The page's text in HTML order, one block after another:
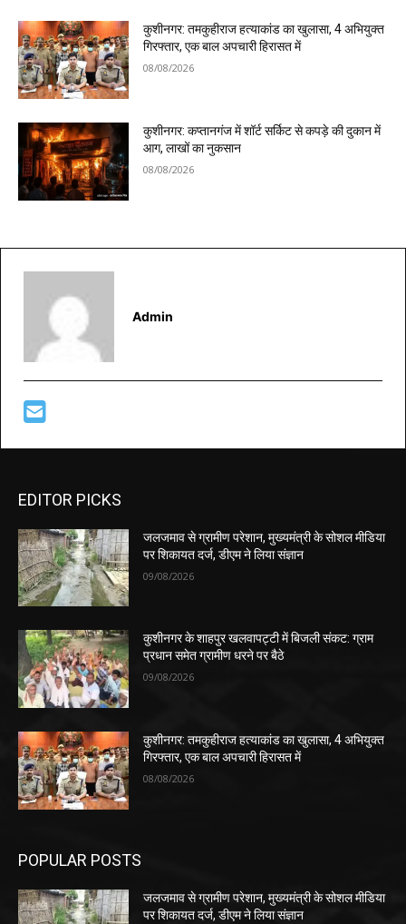
कुशीनगर: तमकुहीराज हत्याकांड का खुलासा, 4 अभियुक्त
गिरफ्तार, एक बाल अपचारी हिरासत में
08/08/2026
कुशीनगर: कप्तानगंज में शॉर्ट सर्किट से कपड़े की दुकान में
आग, लाखों का नुकसान
08/08/2026
Admin
EDITOR PICKS
जलजमाव से ग्रामीण परेशान, मुख्यमंत्री के सोशल मीडिया
पर शिकायत दर्ज, डीएम ने लिया संज्ञान
09/08/2026
कुशीनगर के शाहपुर खलवापट्टी में बिजली संकट: ग्राम
प्रधान समेत ग्रामीण धरने पर बैठे
09/08/2026
कुशीनगर: तमकुहीराज हत्याकांड का खुलासा, 4 अभियुक्त
गिरफ्तार, एक बाल अपचारी हिरासत में
08/08/2026
POPULAR POSTS
जलजमाव से ग्रामीण परेशान, मुख्यमंत्री के सोशल मीडिया
पर शिकायत दर्ज, डीएम ने लिया संज्ञान